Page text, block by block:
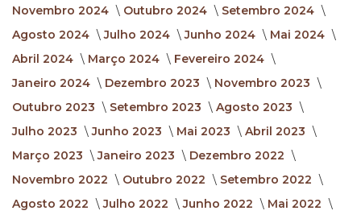
Novembro 2024
Outubro 2024
Setembro 2024
Agosto 2024
Julho 2024 Junho 2024
Mai 2024
Abril 2024
Março 2024
Fevereiro 2024
Janeiro 2024
Dezembro 2023
Novembro 2023
Outubro 2023
Setembro 2023
Agosto 2023
Julho 2023
Junho 2023 Mai 2023
Abril 2023
Março 2023
Janeiro 2023
Dezembro 2022
Novembro 2022
Outubro 2022
Setembro 2022
Agosto 2022
Julho 2022 Junho 2022
Mai 2022